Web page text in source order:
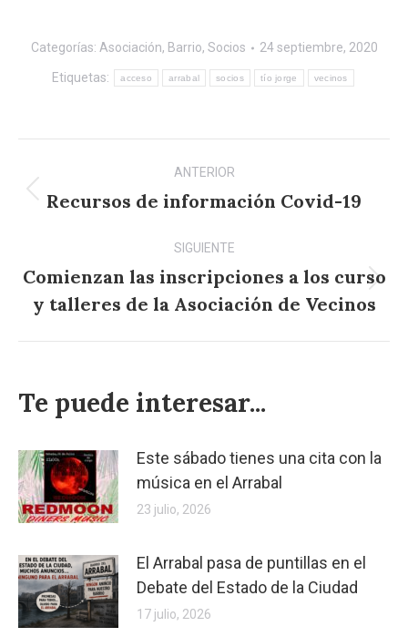
Categorías: Asociación, Barrio, Socios 24 septiembre, 2020
Etiquetas: acceso arrabal socios tío jorge vecinos
Navegación
entre
publicaciones
ANTERIOR
Publicación
Recursos de información Covid-19
SIGUIENTE
Publicación
siguiente:
Comienzan las inscripciones a los curso
y talleres de la Asociación de Vecinos
Te puede interesar...
Este sábado tienes una cita con la
música en el Arrabal
23 julio, 2026
El Arrabal pasa de puntillas en el
Debate del Estado de la Ciudad
17 julio, 2026